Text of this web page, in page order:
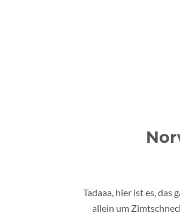
Tadaaa, hier ist es,
allein um